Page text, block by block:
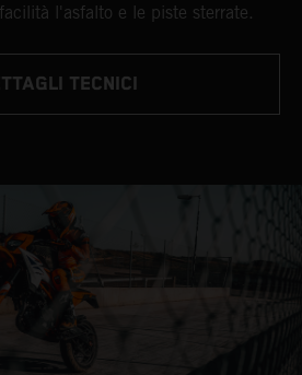
l'asfalto e le piste sterrate.
TECNICI